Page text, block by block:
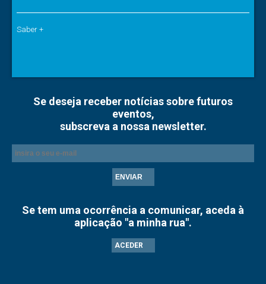
Saber +
Se deseja receber notícias sobre futuros
eventos,
subscreva a nossa newsletter.
ENVIAR
Se tem uma ocorrência a comunicar, aceda à
aplicação "a minha rua".
ACEDER